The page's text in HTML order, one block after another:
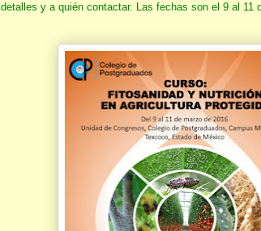
detalles y a quién contactar. Las fechas son el 9 al 11